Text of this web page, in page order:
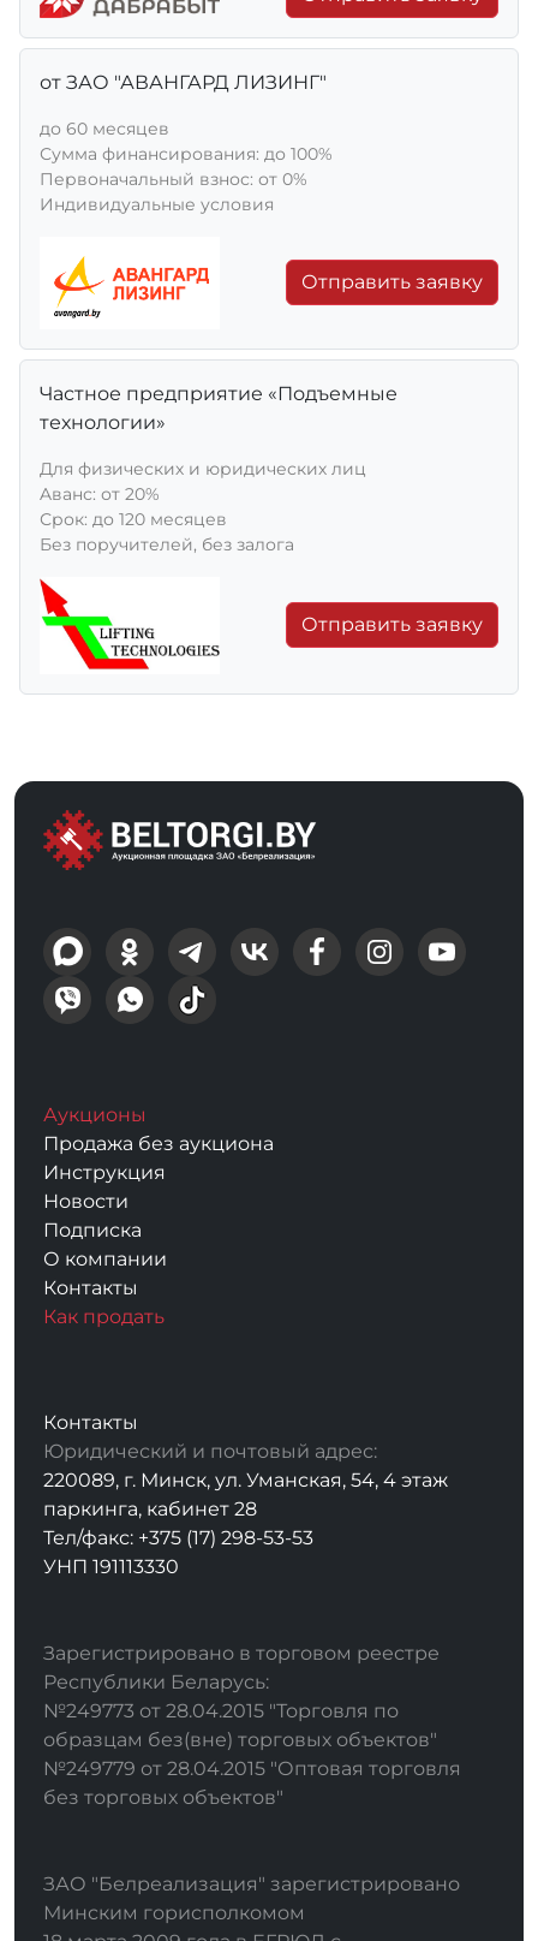
от ЗАО "АВАНГАРД ЛИЗИНГ"
до 60 месяцев
Сумма финансирования: до 100%
Первоначальный взнос: от 0%
Индивидуальные условия
Отправить заявку
Частное предприятие «Подъемные
технологии»
Для физических и юридических лиц
Aванс: от 20%
Срок: до 120 месяцев
Без поручителей, без залога
Отправить заявку
Аукционы
Продажа без аукциона
Инструкция
Новости
Подписка
О компании
Контакты
Как продать
Контакты
Юридический и почтовый адрес:
220089, г. Минск, ул. Уманская, 54, 4 этаж
паркинга, кабинет 28
Тел/факс: +375 (17) 298-53-53
УНП 191113330
Зарегистрировано в торговом реестре
Республики Беларусь:
№249773 от 28.04.2015 "Торговля по
образцам без(вне) торговых объектов"
№249779 от 28.04.2015 "Оптовая торговля
без торговых объектов"
ЗАО "Белреализация" зарегистрировано
Минским горисполкомом